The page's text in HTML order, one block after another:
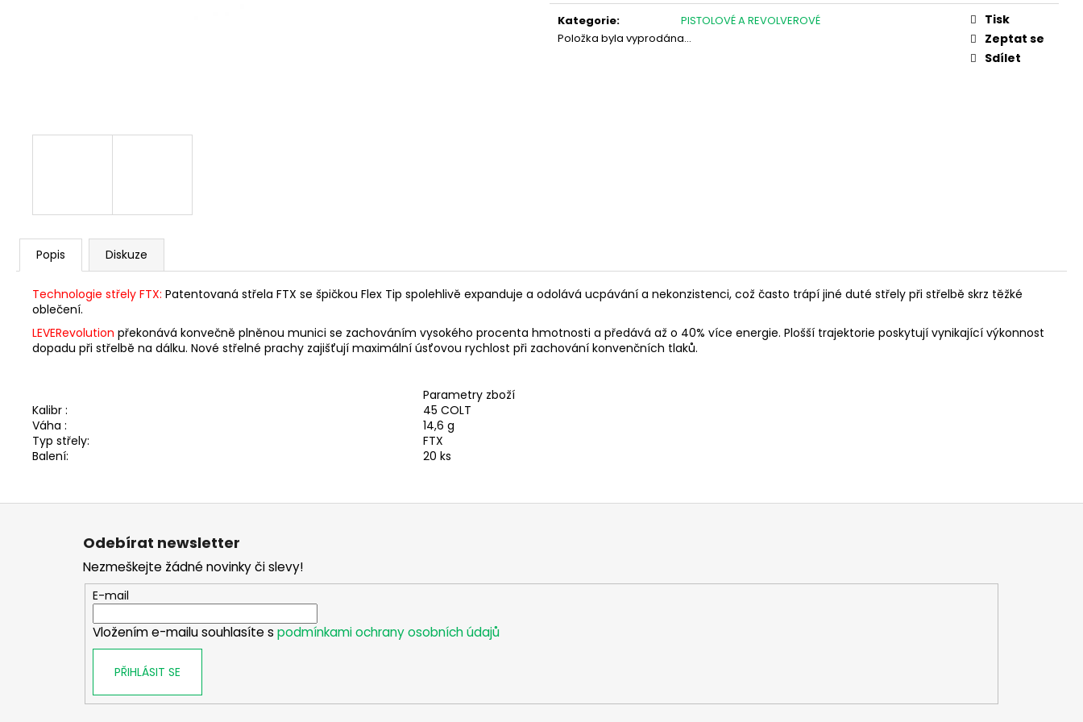
cena:
Kategorie:
PISTOLOVÉ A REVOLVEROVÉ
Položka byla vyprodána…
Tisk
Zeptat se
Sdílet
Popis Diskuze
Technologie střely FTX: Patentovaná střela FTX se špičkou Flex Tip spolehlivě expanduje a odolává ucpávání a nekonzistenci, což často trápí jiné duté střely při střelbě skrz těžké
oblečení.
LEVERevolution překonává konvečně plněnou munici se zachováním vysokého procenta hmotnosti a předává až o 40% více energie. Plošší trajektorie poskytují vynikající výkonnost
dopadu při střelbě na dálku. Nové střelné prachy zajišťují maximální úsťovou rychlost při zachování konvenčních tlaků.
Parametry zboží
Kalibr :
45 COLT
Váha :
14,6 g
Typ střely:
FTX
Balení:
20 ks
RWS 6MM FLOBERT ŠPIČKA - 150KS
PISTOLE HS S5 CAL. 45 AUTO, 3,3"
13 500 Kč
Z
Odebírat newsletter
Nezmeškejte žádné novinky či slevy!
E-mail
Vložením e-mailu souhlasíte s podmínkami ochrany osobních údajů
PŘIHLÁSIT SE